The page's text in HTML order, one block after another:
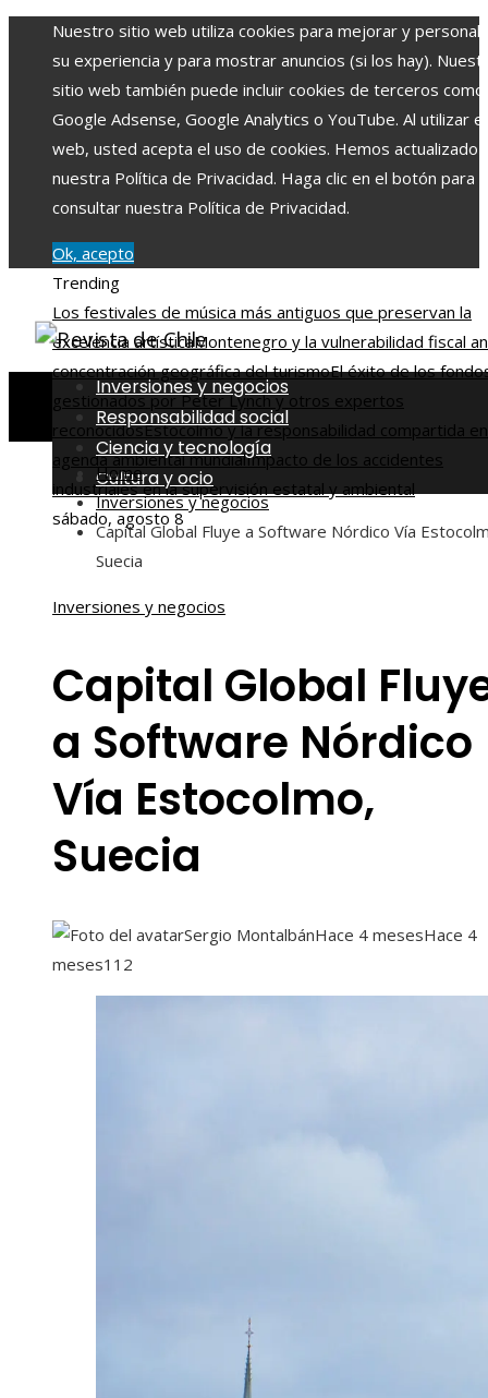
Nuestro sitio web utiliza cookies para mejorar y
su experiencia y para mostrar anuncios (si los hay).
sitio web también puede incluir cookies de terceros como
Google Adsense, Google Analytics o YouTube. Al utilizar
web, usted acepta el uso de cookies. Hemos actualizado
nuestra Política de Privacidad. Haga clic en el botón para
consultar nuestra Política de Privacidad.
Ok, acepto
Trending
Los festivales de música más antiguos que preservan la
excelencia artísticaMontenegro y la vulnerabilidad fiscal
concentración geográfica del turismoEl éxito de los
gestionados por Peter Lynch y otros expertos
reconocidosEstocolmo y la responsabilidad compartida
agenda ambiental mundialImpacto de los accidentes
industriales en la supervisión estatal y ambiental
sábado, agosto 8
Inversiones y negocios
Responsabilidad social
Ciencia y tecnología
Cultura y ocio
Home
Inversiones y negocios
Capital Global Fluye a Software Nórdico Vía
Suecia
Inversiones y negocios
Capital Global
a Software Nórdico
Vía Estocolmo,
Suecia
Sergio MontalbánHace 4 mesesHace 4
meses112